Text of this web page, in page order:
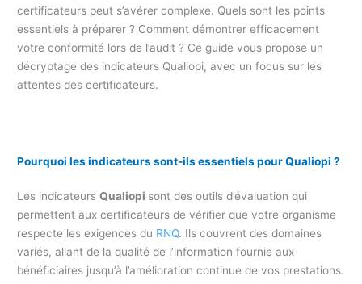
certificateurs peut s’avérer complexe. Quels sont les points
essentiels à préparer ? Comment démontrer efficacement
votre conformité lors de l’audit ? Ce guide vous propose un
décryptage des indicateurs Qualiopi, avec un focus sur les
attentes des certificateurs.
Pourquoi les indicateurs sont-ils essentiels pour Qualiopi ?
Les indicateursQualiopi sont des outils d’évaluation qui
permettent aux certificateurs de vérifier que votre organisme
respecte les exigences du RNQ. Ils couvrent des domaines
variés, allant de la qualité de l’information fournie aux
bénéficiaires jusqu’à l’amélioration continue de vos prestations.